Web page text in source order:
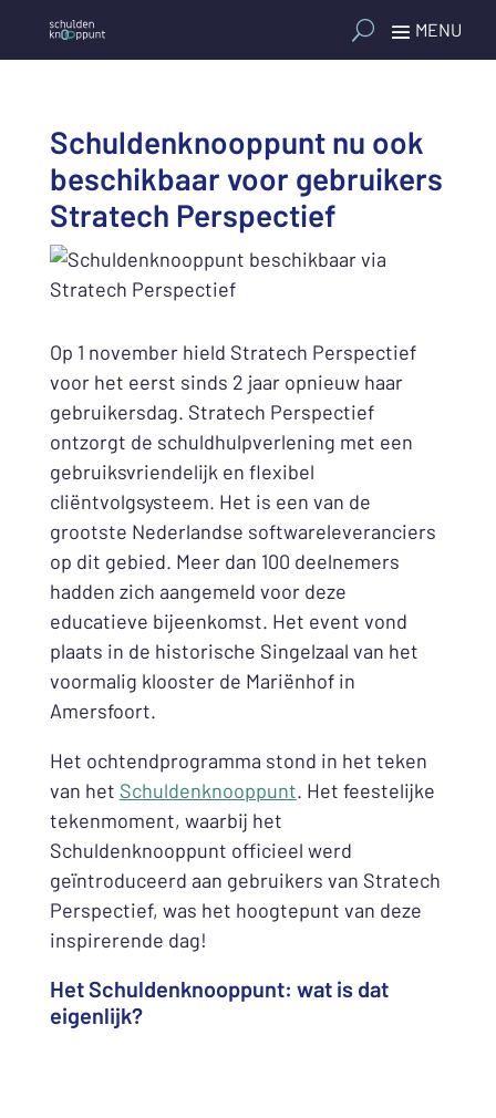
Schuldenknooppunt nu ook
beschikbaar voor gebruikers
Stratech Perspectief
Op 1 november hield Stratech Perspectief
voor het eerst sinds 2 jaar opnieuw haar
gebruikersdag. Stratech Perspectief
ontzorgt de schuldhulpverlening met een
gebruiksvriendelijk en flexibel
cliëntvolgsysteem. Het is een van de
grootste Nederlandse softwareleveranciers
op dit gebied. Meer dan 100 deelnemers
hadden zich aangemeld voor deze
educatieve bijeenkomst. Het event vond
plaats in de historische Singelzaal van het
voormalig klooster de Mariënhof in
Amersfoort.
Het ochtendprogramma stond in het teken
van het Schuldenknooppunt. Het feestelijke
tekenmoment, waarbij het
Schuldenknooppunt officieel werd
geïntroduceerd aan gebruikers van Stratech
Perspectief, was het hoogtepunt van deze
inspirerende dag!
Het Schuldenknooppunt: wat is dat
eigenlijk?